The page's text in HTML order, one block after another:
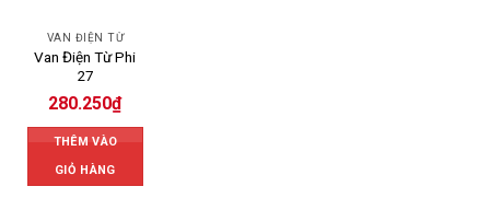
VAN ĐIỆN TỪ
Van Điện Từ Phi
27
280.250₫
THÊM VÀO
GIỎ HÀNG